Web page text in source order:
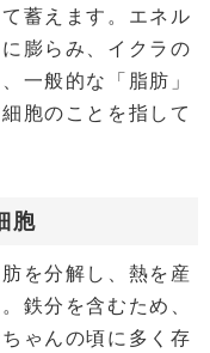
蓄えます。エネル
膨らみ、イクラの
一般的な「脂肪」
胞のことを指して
胞
を分解し、熱を産
鉄分を含むため、
ゃんの頃に多く存